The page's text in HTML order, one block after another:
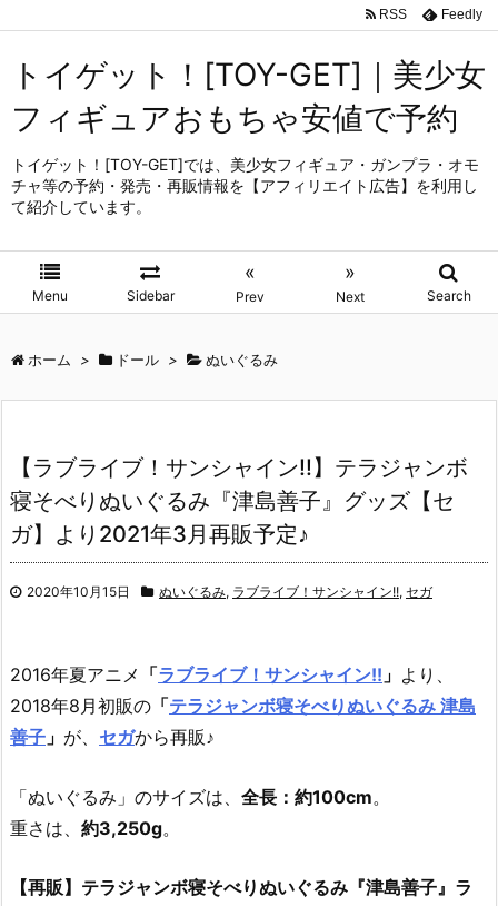
トイゲット！[TOY-GET]｜美少女
フィギュアおもちゃ安値で予約
トイゲット！[TOY-GET]では、美少女フィギュア・ガンプラ・オモ
チャ等の予約・発売・再販情報を【アフィリエイト広告】を利用し
て紹介しています。
Menu Sidebar
«
Prev
»
Next Search
RSS Feedly
ホーム > ドール > ぬいぐるみ
【ラブライブ！サンシャイン!!】テラジャンボ
寝そべりぬいぐるみ『津島善子』グッズ【セ
ガ】より2021年3月再販予定♪
2020年10月15日 ぬいぐるみ, ラブライブ！サンシャイン!!, セガ
2016年夏アニメ 「ラブライブ！サンシャイン!! 」 より、
2018年8月初販の 「テラジャンボ寝そべりぬいぐるみ 津島
善子 」 が、 セガから再販♪
「ぬいぐるみ」のサイズは、 全長：約100cm。
重さは、 約3,250g。
【再販】テラジャンボ寝そべりぬいぐるみ『津島善子』ラ